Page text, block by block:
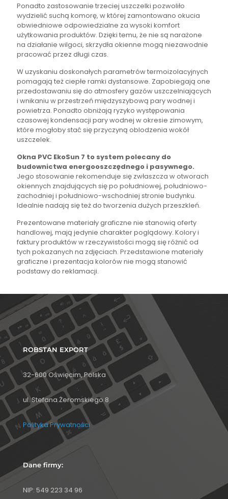
Ponadto zastosowanie trzeciej uszczelki pozwoliło
wydzielić suchą komorę, w której zamontowano okucia
obwiedniowe odpowiedzialne za wysoki komfort
użytkowania produktów. Dzięki temu, że nie są narażone
na działanie wilgoci, skrzydła okienne mogą niezawodnie
pracować przez długi czas.
W uzyskaniu doskonałych parametrów termoizolacyjnych
pomagają też ciepłe ramki dystansowe. Zapobiegają one
przedostawaniu się do atmosfery gazów uszczelniających
i wnikaniu w przestrzeń międzyszybową pary wodnej i
powietrza. Ponadto obniżają ryzyko występowania
czasowej kondensacji pary wodnej w okresie zimowym,
które mogłoby stać się przyczyną oblodzenia wokół
uszczelek.
Okna PVC EkoSun 7 to system polecany do
budownictwa energooszczędnego i pasywnego.
Jego stosowanie rekomenduje się zwłaszcza w otworach
okiennych znajdujących się po południowej, południowo-
zachodniej i południowo-wschodniej stronie budynku.
Idealnie nadają się też do tworzenia dużych przeszkleń.
Prezentowane materiały graficzne nie stanowią oferty
handlowej, mają jedynie charakter poglądowy. Kolory i
faktury produktów w rzeczywistości mogą się różnić od
tych pokazanych na zdjęciach. Przedstawione materiały
graficzne i prezentacja kolorów nie mogą stanowić
podstawy do reklamacji.
ROBSTAN EXPORT
32-600 Oświęcim, Polska
ul. Stefana Żeromskiego 8
Polityka Prywatności
Dane firmy:
NIP: 549 223 34 96